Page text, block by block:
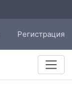
Регистрация